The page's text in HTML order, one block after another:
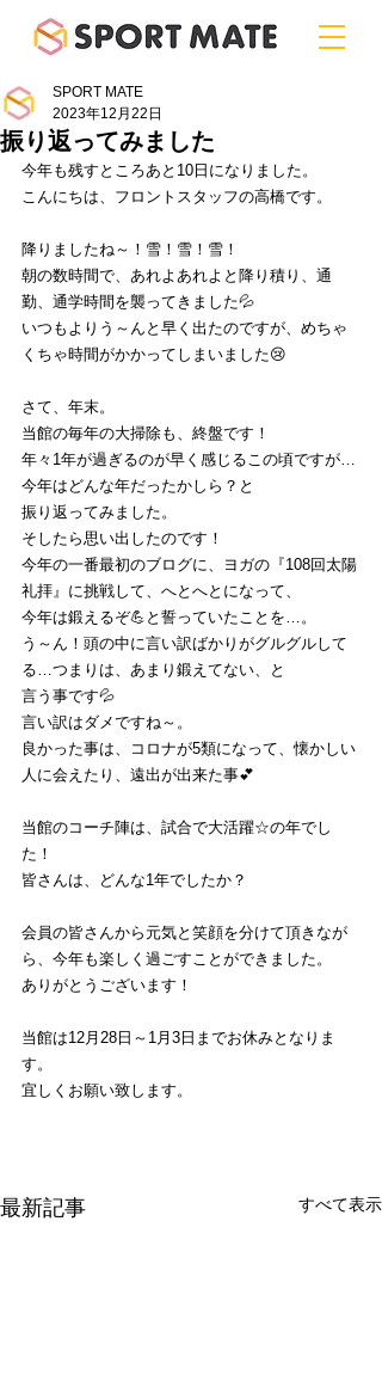
振り返ってみました
SPORT MATE
2023年12月22日
今年も残すところあと10日になりました。
こんにちは、フロントスタッフの高橋です。
降りましたね～！雪！雪！雪！
朝の数時間で、あれよあれよと降り積り、通
勤、通学時間を襲ってきました💦
いつもよりう～んと早く出たのですが、めちゃ
くちゃ時間がかかってしまいました😢
さて、年末。
当館の毎年の大掃除も、終盤です！
年々1年が過ぎるのが早く感じるこの頃ですが…
今年はどんな年だったかしら？と
振り返ってみました。
そしたら思い出したのです！
今年の一番最初のブログに、ヨガの『108回太陽
礼拝』に挑戦して、へとへとになって、
今年は鍛えるぞ💪と誓っていたことを…。
う～ん！頭の中に言い訳ばかりがグルグルして
る…つまりは、あまり鍛えてない、と
言う事です💦
言い訳はダメですね～。
良かった事は、コロナが5類になって、懐かしい
人に会えたり、遠出が出来た事💕
当館のコーチ陣は、試合で大活躍☆の年でし
た！
皆さんは、どんな1年でしたか？
会員の皆さんから元気と笑顔を分けて頂きなが
ら、今年も楽しく過ごすことができました。
ありがとうございます！
当館は12月28日～1月3日までお休みとなりま
す。
宜しくお願い致します。
最新記事 すべて表示